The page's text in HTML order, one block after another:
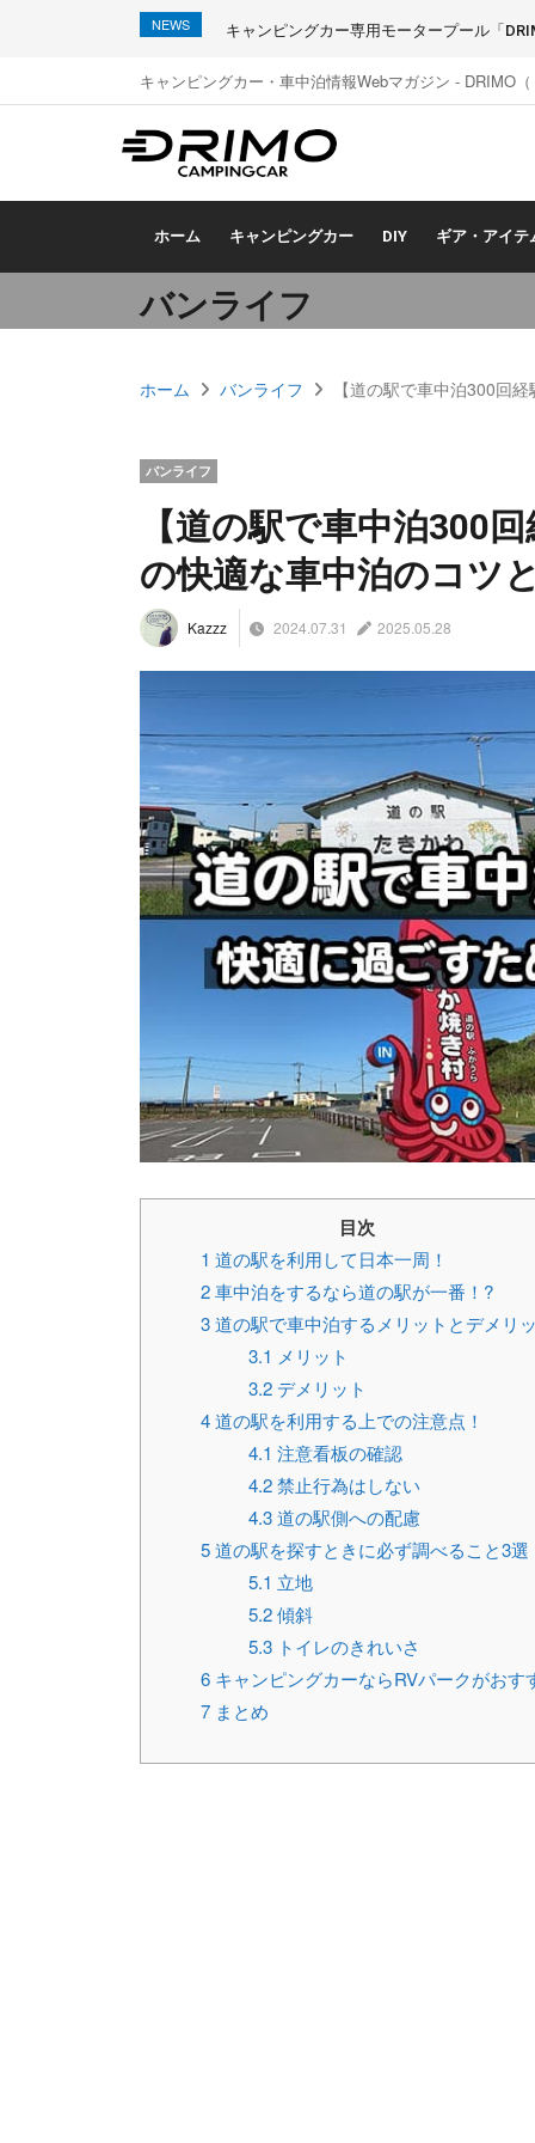
NEWS キャンピングカー専用モータープール「
キャンピングカー・車中泊情報Webマガジン - DRIMO
ホーム キャンピングカー DIY ギア・アイテ
バンライフ
ホーム バンライフ 【道の駅で車中泊300回
バンライフ
【道の駅で車中泊300
の快適な車中泊のコツ
Kazzz 2024.07.31 2025.05.28
目次
1 道の駅を利用して日本一周！
2車中泊をするなら道の駅が一番！?
3道の駅で車中泊するメリットとデメリ
3.1 メリット
3.2 デメリット
4道の駅を利用する上での注意点！
4.1 注意看板の確認
4.2禁止行為はしない
4.3道の駅側への配慮
5道の駅を探すときに必ず調べること3選
5.1 立地
5.2傾斜
5.3 トイレのきれいさ
6 キャンピングカーならRVパークがおす
7 まとめ